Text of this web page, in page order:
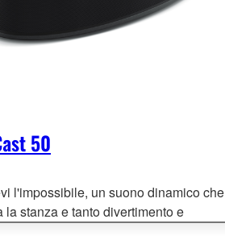
50
l'impossibile, un suono dinamico che
la stanza e tanto divertimento e